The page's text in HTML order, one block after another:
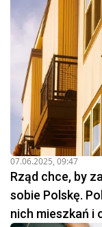
07.06.2025, 09:47
Rząd chce, by
sobie Polskę.
nich mieszkań i